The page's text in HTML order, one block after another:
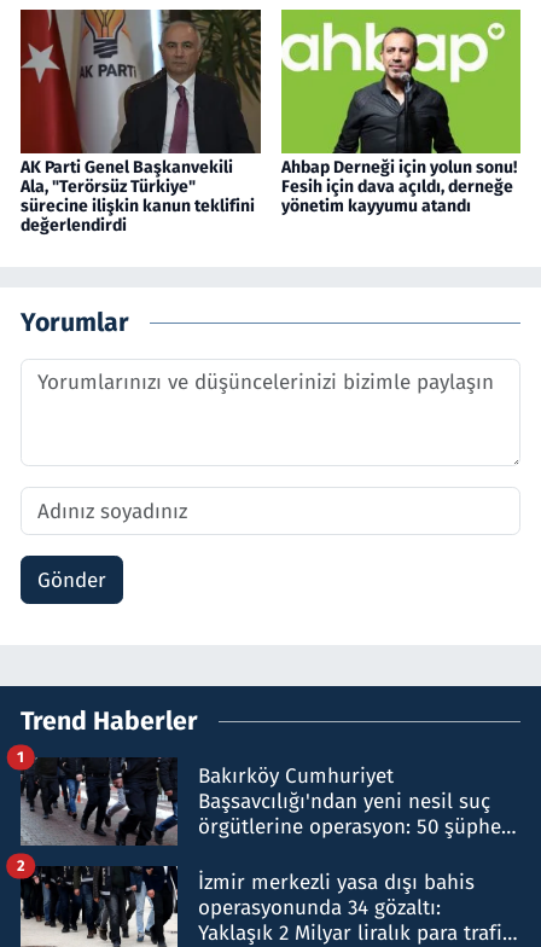
AK Parti Genel Başkanvekili
Ala, "Terörsüz Türkiye"
sürecine ilişkin kanun teklifini
değerlendirdi
Ahbap Derneği için yolun sonu!
Fesih için dava açıldı, derneğe
yönetim kayyumu atandı
Yorumlar
Gönder
Trend Haberler
Bakırköy Cumhuriyet
Başsavcılığı'ndan yeni nesil suç
örgütlerine operasyon: 50 şüpheli
1
İzmir merkezli yasa dışı bahis
operasyonunda 34 gözaltı:
Yaklaşık 2 Milyar liralık para trafiği
2